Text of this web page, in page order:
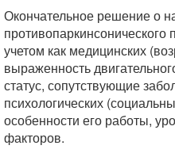
Окончательное решение о
учетом как медицинских
выраженность
статус, сопутствующие
психологических
особенности его работы,
факторов.